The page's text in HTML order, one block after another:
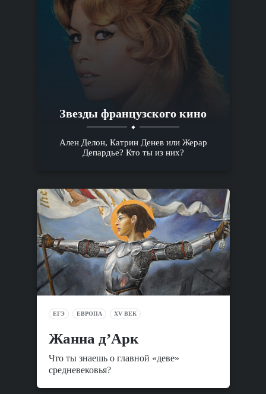
Звезды французского кино
Ален Делон, Катрин Денев или Жерар
Депардье? Кто ты из них?
ЕГЭ ЕВРОПА XV ВЕК
Жанна д’Арк
Что ты знаешь о главной «деве»
средневековья?